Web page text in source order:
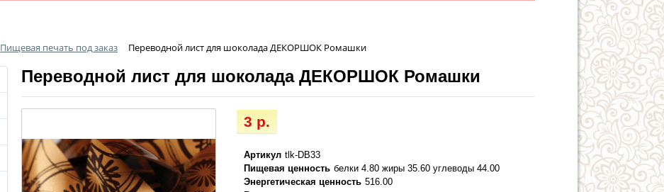
Пищевая печать под заказ Переводной лист для шоколада ДЕКОРШОК Ромашки
Переводной лист для шоколада ДЕКОРШОК Ромашки
3 р.
Артикул tlk-DB33
Пищевая ценность белки 4.80 жиры 35.60 углеводы 44.00
Энергетическая ценность 516.00